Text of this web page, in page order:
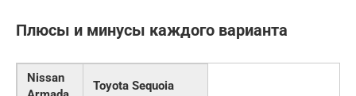
Плюсы и минусы каждого варианта
Nissan
Toyota Sequoia